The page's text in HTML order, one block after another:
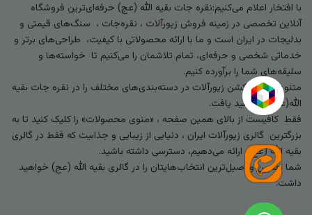
با افتخار اعلام می‌کنیم:نقره جات بقیه الله (عج) حرفه‌ای‌ترین فروشگاه
آنلاین تخصصی در زمینه فروش زیورآلات ، نقره‌جات ، سنگ‌های قیمتی و
بدلیجات در ایران است و ما با ارائه محصولاتی با کیفیت، طراحی‌های برتر و
خدماتی شخصی و حرفه‌ای، تمام تلاشمان را می‌کنیم تا خواسته‌ها و
سلیقه‌های شما را برآورده کنیم.
متنوع‌ترین کالکشن زیورآلات در دسته‌بندی‌های مختلف را در نقره جات بقیه
الله(عج) خواهید یافت.
فقط کافیست از بالای همین صفحه ، «منوی محصولات» را کلیک کنید تا به
بزرگترین گالری زیورآلات ایران ، دنیایی از زیبایی و جذابیت که فقط در گالری
بقیه الله (عج) ارائه می‌دهیم، دسترسی داشته باشید.
شما بهترین و اصیل‌ترین انتخاب‌هایتان را در گالری بقیه الله (عج) خواهید
داشت.